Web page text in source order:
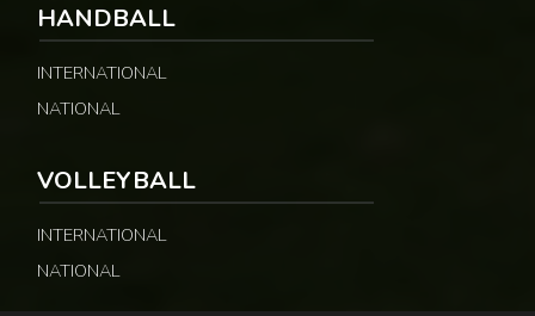
HANDBALL
INTERNATIONAL
NATIONAL
VOLLEYBALL
INTERNATIONAL
NATIONAL